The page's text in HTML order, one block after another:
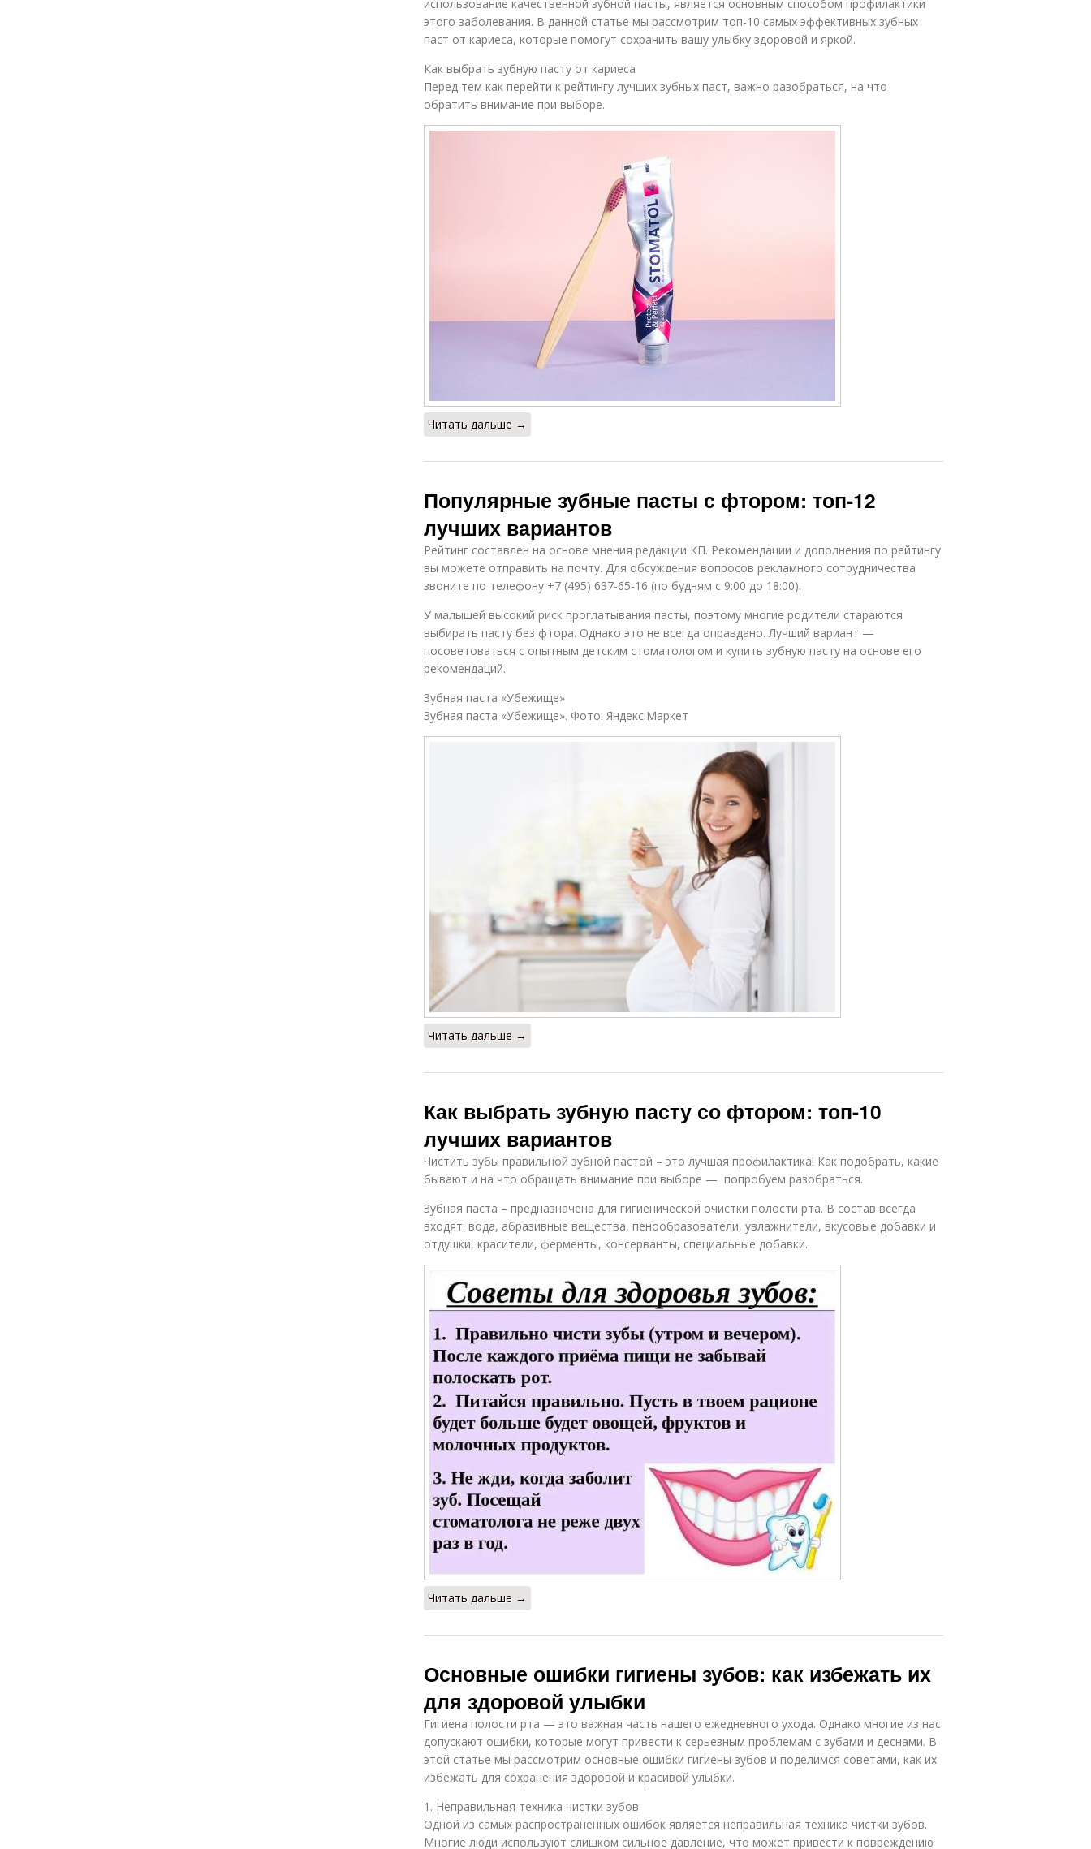
использование качественной зубной пасты, является основным способом профилактики
этого заболевания. В данной статье мы рассмотрим топ-10 самых эффективных зубных
паст от кариеса, которые помогут сохранить вашу улыбку здоровой и яркой.
Как выбрать зубную пасту от кариеса
Перед тем как перейти к рейтингу лучших зубных паст, важно разобраться, на что
обратить внимание при выборе.
Читать дальше →
Популярные зубные пасты с фтором: топ-12
лучших вариантов
Рейтинг составлен на основе мнения редакции КП. Рекомендации и дополнения по рейтингу
вы можете отправить на почту. Для обсуждения вопросов рекламного сотрудничества
звоните по телефону +7 (495) 637-65-16 (по будням с 9:00 до 18:00).
У малышей высокий риск проглатывания пасты, поэтому многие родители стараются
выбирать пасту без фтора. Однако это не всегда оправдано. Лучший вариант —
посоветоваться с опытным детским стоматологом и купить зубную пасту на основе его
рекомендаций.
Зубная паста «Убежище»
Зубная паста «Убежище». Фото: Яндекс.Маркет
Читать дальше →
Как выбрать зубную пасту со фтором: топ-10
лучших вариантов
Чистить зубы правильной зубной пастой – это лучшая профилактика! Как подобрать, какие
бывают и на что обращать внимание при выборе — попробуем разобраться.
Зубная паста – предназначена для гигиенической очистки полости рта. В состав всегда
входят: вода, абразивные вещества, пенообразователи, увлажнители, вкусовые добавки и
отдушки, красители, ферменты, консерванты, специальные добавки.
Читать дальше →
Основные ошибки гигиены зубов: как избежать их
для здоровой улыбки
Гигиена полости рта — это важная часть нашего ежедневного ухода. Однако многие из нас
допускают ошибки, которые могут привести к серьезным проблемам с зубами и деснами. В
этой статье мы рассмотрим основные ошибки гигиены зубов и поделимся советами, как их
избежать для сохранения здоровой и красивой улыбки.
1. Неправильная техника чистки зубов
Одной из самых распространенных ошибок является неправильная техника чистки зубов.
Многие люди используют слишком сильное давление, что может привести к повреждению